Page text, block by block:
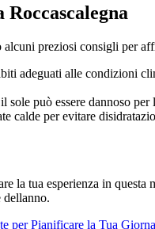
preziosi consigli per
adeguati alle condizioni
sole può essere dannoso
calde per evitare
la tua esperienza in
dellanno.
per Pianificare la Tua